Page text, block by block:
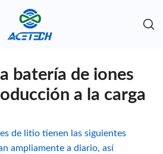
batería de iones
a la carga
de litio tienen las siguientes
ampliamente a diario, así